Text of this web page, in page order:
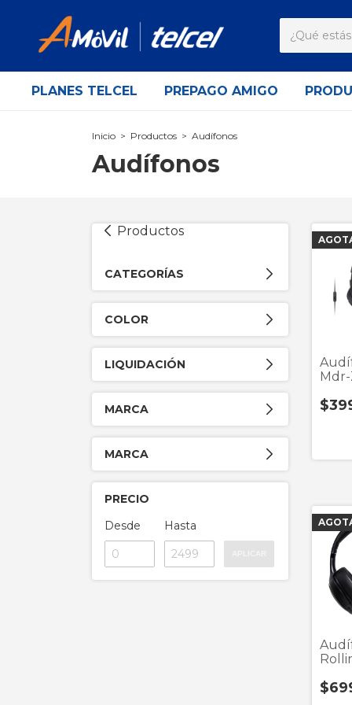
PLANES TELCEL PREPAGO AMIGO
Inicio > Productos > Audífonos
Audífonos
Productos
CATEGORÍAS
COLOR
LIQUIDACIÓN
MARCA
MARCA
PRECIO
Desde
Hasta
Mdr-